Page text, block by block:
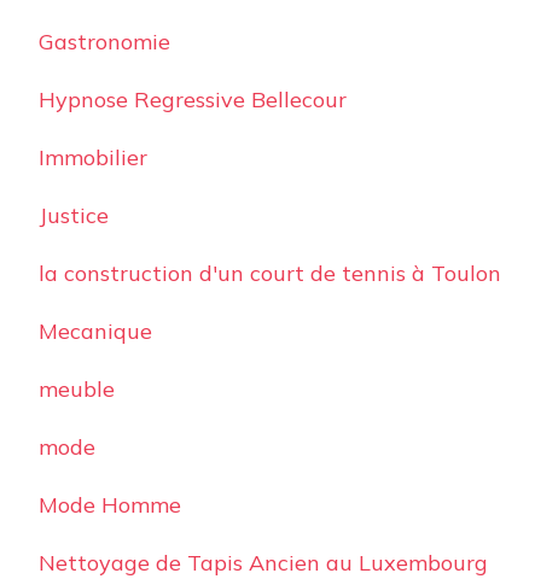
Gastronomie
Hypnose Regressive Bellecour
Immobilier
Justice
la construction d'un court de tennis à Toulon
Mecanique
meuble
mode
Mode Homme
Nettoyage de Tapis Ancien au Luxembourg